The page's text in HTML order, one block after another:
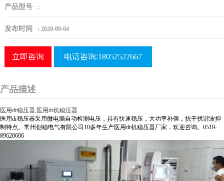
产品型号 :
发布时间 : 2020-09-04
立即咨询 电话咨询:18052522667
产品描述
医用dr稳压器,医用dr机稳压器
医用dr稳压器采用微电脑自动检测电压，具有快速稳压，大功率补偿，抗干扰谐波抑
制特点。常州创稳电气有限公司10多年生产医用dr机稳压器厂家，欢迎咨询。0519-
89620606